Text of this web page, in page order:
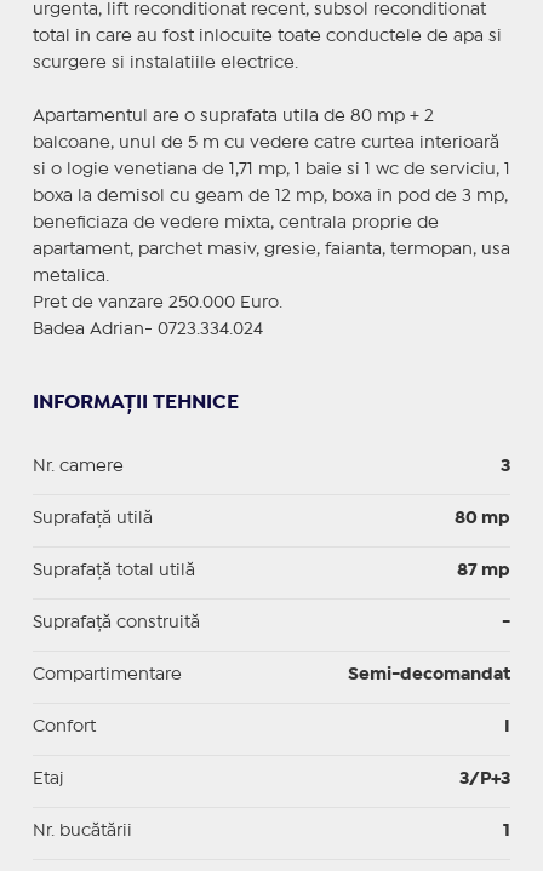
urgenta, lift reconditionat recent, subsol reconditionat
total in care au fost inlocuite toate conductele de apa si
scurgere si instalatiile electrice.
Apartamentul are o suprafata utila de 80 mp + 2
balcoane, unul de 5 m cu vedere catre curtea interioară
si o logie venetiana de 1,71 mp, 1 baie si 1 wc de serviciu, 1
boxa la demisol cu geam de 12 mp, boxa in pod de 3 mp,
beneficiaza de vedere mixta, centrala proprie de
apartament, parchet masiv, gresie, faianta, termopan, usa
metalica.
Pret de vanzare 250.000 Euro.
Badea Adrian- 0723.334.024
INFORMAȚII TEHNICE
Nr. camere 3
Suprafaţă utilă 80 mp
Suprafaţă total utilă 87 mp
Suprafaţă construită -
Compartimentare Semi-decomandat
Confort
Etaj 3/P+3
Nr. bucătării 1